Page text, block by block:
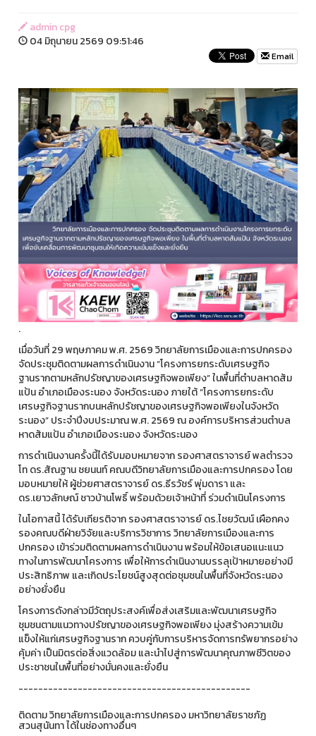
admin cpg
04 มิถุนายน 2569 09:51:46
Email
.
เมื่อวันที่ 29 พฤษภาคม พ.ศ. 2569 วิทยาลัยการเมืองและการปกครอง
จัดประชุมติดตามผลการดำเนินงาน “โครงการยกระดับเศรษฐกิจ
ฐานรากตามหลักปรัชญาของเศรษฐกิจพอเพียง” ในพื้นที่ตำบลหาดส้ม
แป้น อำเภอเมืองระนอง จังหวัดระนอง ภายใต้ “โครงการยกระดับ
เศรษฐกิจฐานรากบนหลักปรัชญาของเศรษฐกิจพอเพียงในจังหวัด
ระนอง” ประจำปีงบประมาณ พ.ศ. 2569 ณ องค์การบริหารส่วนตำบล
หาดส้มแป้น อำเภอเมืองระนอง จังหวัดระนอง
การดำเนินงานครั้งนี้ได้รับมอบหมายจาก รองศาสตราจารย์ พลตำรวจ
โท ดร.สัณฐาน ชยนนท์ คณบดีวิทยาลัยการเมืองและการปกครอง โดย
มอบหมายให้ ผู้ช่วยศาสตราจารย์ ดร.ธีรวัชร์ พุ่มดารา และ
ดร.เยาวลักษณ์ ชาวบ้านโพธิ์ พร้อมด้วยเจ้าหน้าที่ ร่วมดำเนินโครงการ
ในโอกาสนี้ ได้รับเกียรติจาก รองศาสตราจารย์ ดร.ไชยวัฒน์ เผือกคง
รองคณบดีฝ่ายวิจัยและบริการวิชาการ วิทยาลัยการเมืองและการ
ปกครอง เข้าร่วมติดตามผลการดำเนินงาน พร้อมให้ข้อเสนอแนะแนว
ทางในการพัฒนาโครงการ เพื่อให้การดำเนินงานบรรลุเป้าหมายอย่างมี
ประสิทธิภาพ และเกิดประโยชน์สูงสุดต่อชุมชนในพื้นที่จังหวัดระนอง
อย่างยั่งยืน
โครงการดังกล่าวมีวัตถุประสงค์เพื่อส่งเสริมและพัฒนาเศรษฐกิจ
ชุมชนตามแนวทางปรัชญาของเศรษฐกิจพอเพียง มุ่งสร้างความเข้ม
แข็งให้แก่เศรษฐกิจฐานราก ควบคู่กับการบริหารจัดการทรัพยากรอย่าง
คุ้มค่า เป็นมิตรต่อสิ่งแวดล้อม และนำไปสู่การพัฒนาคุณภาพชีวิตของ
ประชาชนในพื้นที่อย่างมั่นคงและยั่งยืน
-----------------------------------------------
ติดตาม วิทยาลัยการเมืองและการปกครอง มหาวิทยาลัยราชภัฏ
สวนสุนันทา ได้ในช่องทางอื่นๆ